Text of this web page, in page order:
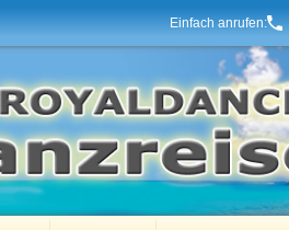
Einfach anrufen: